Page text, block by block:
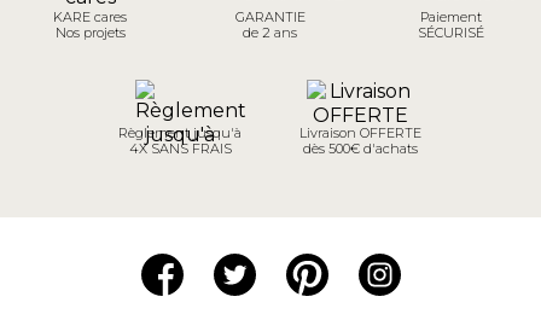
KARE cares
Nos projets
GARANTIE
de 2 ans
Paiement
SÉCURISÉ
Règlement jusqu'à
4X SANS FRAIS
Livraison OFFERTE
dès 500€ d'achats